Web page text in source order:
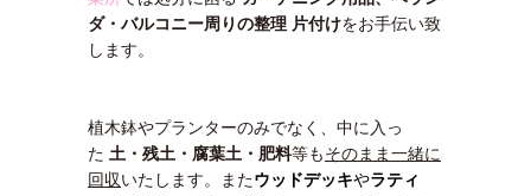
ダ・バルコニー周りの整理 片付けをお手伝い致
します。
植木鉢やプランターのみでなく、中に入っ
た 土・残土・腐葉土・肥料等もそのまま一緒に
回収いたします。またウッドデッキやラティ